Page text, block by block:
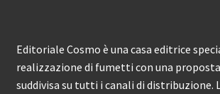
Editoriale Cosmo è una casa editrice
realizzazione di fumetti con una
suddivisa su tutti i canali di distribuzione.